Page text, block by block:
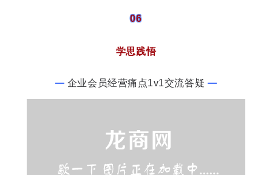
06
学思践悟
企业会员经营痛点1v1交流答疑